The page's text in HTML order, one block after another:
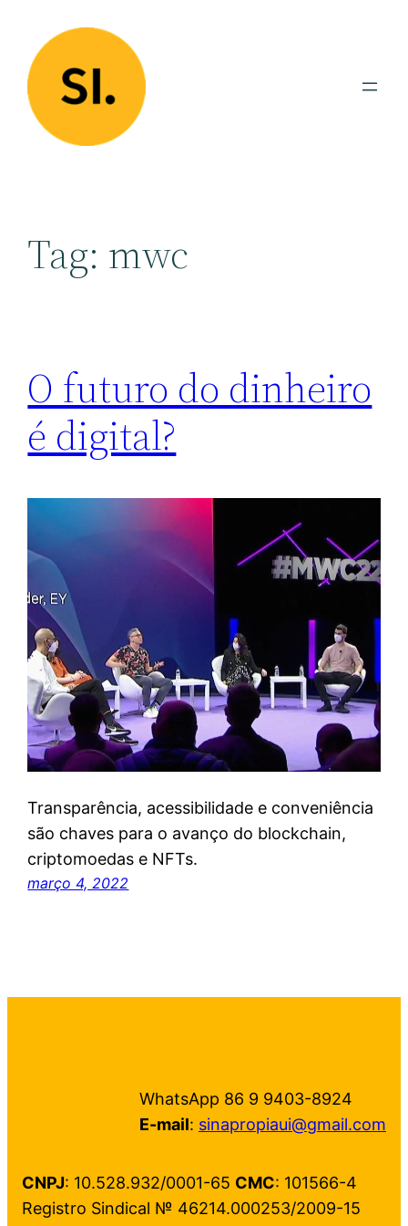
para
conteúdo
Tag: mwc
O futuro do dinheiro
é digital?
Transparência, acessibilidade e conveniência
são chaves para o avanço do blockchain,
criptomoedas e NFTs.
março 4, 2022
WhatsApp 86 9 9403-8924
E-mail: sinapropiaui@gmail.com
CNPJ: 10.528.932/0001-65 CMC: 101566-4
Registro Sindical № 46214.000253/2009-15